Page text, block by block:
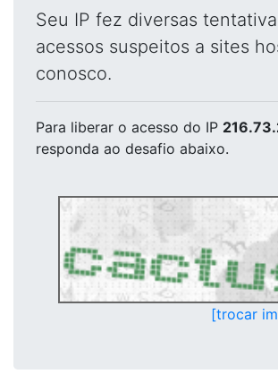
Seu IP fez diversas
acessos suspeitos a sites
conosco.
Para liberar o acesso do IP
responda ao desafio abaixo.
[trocar